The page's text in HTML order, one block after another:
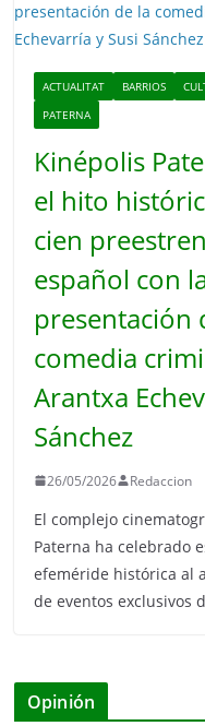
ACTUALITAT BARRIOS
PATERNA
Kinépolis
el hito
cien
español con
presentación
comedia
Arantxa
Sánchez
26/05/2026 Redaccion
El complejo
Paterna ha celebrado
efeméride histórica al
de eventos exclusivos
Opinión